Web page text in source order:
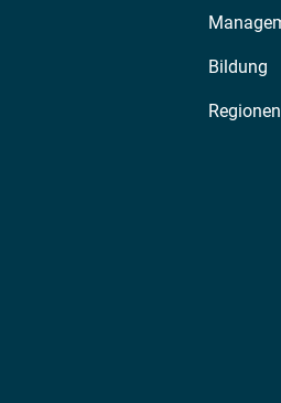
Bildung
Regionen